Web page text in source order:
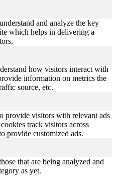
and analyze the key
which helps in delivering a
how visitors interact with
information on metrics the
source, etc.
provide visitors with relevant ads
track visitors across
provide customized ads.
that are being analyzed and
as yet.